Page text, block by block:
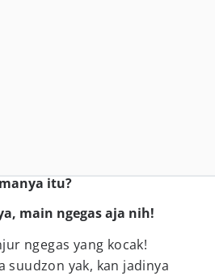
itu?
main ngegas aja nih!
ngegas yang kocak!
suudzon yak, kan jadinya